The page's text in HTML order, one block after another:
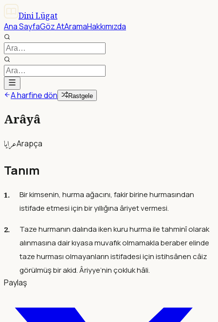
Dini Lügat
Ana SayfaGöz AtAramaHakkımızda
A harfine dön Rastgele
Arâyâ
عراياArapça
Tanım
Bir kimsenin, hurma ağacını, fakir birine hurmasından
istifade etmesi için bir yıllığına âriyet vermesi.
Taze hurmanın dalında iken kuru hurma ile tahminî olarak
alınmasına dair kıyasa muvafık olmamakla beraber elinde
taze hurması olmayanların istifadesi için istihsânen câiz
görülmüş bir akid. Âriyye’nin çokluk hâli.
Paylaş